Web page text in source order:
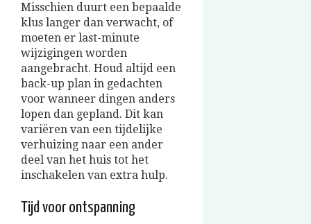
Misschien duurt een bepaalde
klus langer dan verwacht, of
moeten er last-minute
wijzigingen worden
aangebracht. Houd altijd een
back-up plan in gedachten
voor wanneer dingen anders
lopen dan gepland. Dit kan
variëren van een tijdelijke
verhuizing naar een ander
deel van het huis tot het
inschakelen van extra hulp.
Tijd voor ontspanning